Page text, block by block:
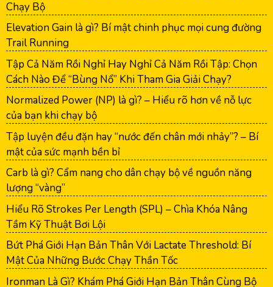
Chạy Bộ
Elevation Gain là gì? Bí mật chinh phục mọi cung đường
Trail Running
Tập Cả Năm Rồi Nghỉ Hay Nghỉ Cả Năm Rồi Tập: Chọn
Cách Nào Để “Bùng Nổ” Khi Tham Gia Giải Chạy?
Normalized Power (NP) là gì? – Hiểu rõ hơn về nỗ lực
của bạn khi chạy bộ
Tập luyện đều đặn hay “nước đến chân mới nhảy”? – Bí
mật của sức mạnh bền bỉ
Carb là gì? Cẩm nang cho dân chạy bộ về nguồn năng
lượng “vàng”
Hiểu Rõ Strokes Per Length (SPL) – Chìa Khóa Nâng
Tầm Kỹ Thuật Bơi Lội
Bứt Phá Giới Hạn Bản Thân Với Lactate Threshold: Bí
Mật Của Những Bước Chạy Thần Tốc
Ironman Là Gì? Khám Phá Giới Hạn Bản Thân Cùng Bộ